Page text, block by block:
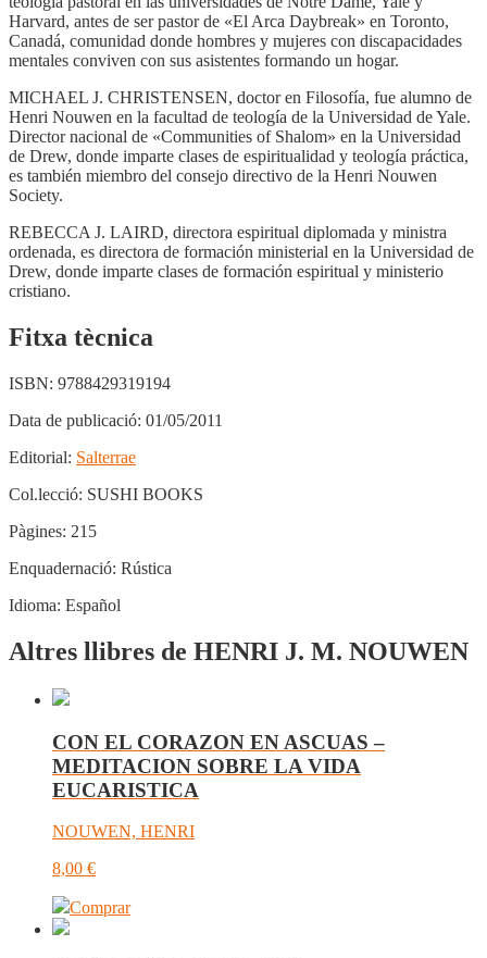
Harvard, antes de ser pastor de «El Arca Daybreak» en Toronto,
Canadá, comunidad donde hombres y mujeres con discapacidades
mentales conviven con sus asistentes formando un hogar.
MICHAEL J. CHRISTENSEN, doctor en Filosofía, fue alumno de
Henri Nouwen en la facultad de teología de la Universidad de Yale.
Director nacional de «Communities of Shalom» en la Universidad
de Drew, donde imparte clases de espiritualidad y teología práctica,
es también miembro del consejo directivo de la Henri Nouwen
Society.
REBECCA J. LAIRD, directora espiritual diplomada y ministra
ordenada, es directora de formación ministerial en la Universidad de
Drew, donde imparte clases de formación espiritual y ministerio
cristiano.
Fitxa tècnica
ISBN: 9788429319194
Data de publicació: 01/05/2011
Editorial: Salterrae
Col.lecció: SUSHI BOOKS
Pàgines: 215
Enquadernació: Rústica
Idioma: Español
Altres llibres de HENRI J. M. NOUWEN
CON EL CORAZON EN ASCUAS –
MEDITACION SOBRE LA VIDA
EUCARISTICA
NOUWEN, HENRI
8,00 €
Comprar